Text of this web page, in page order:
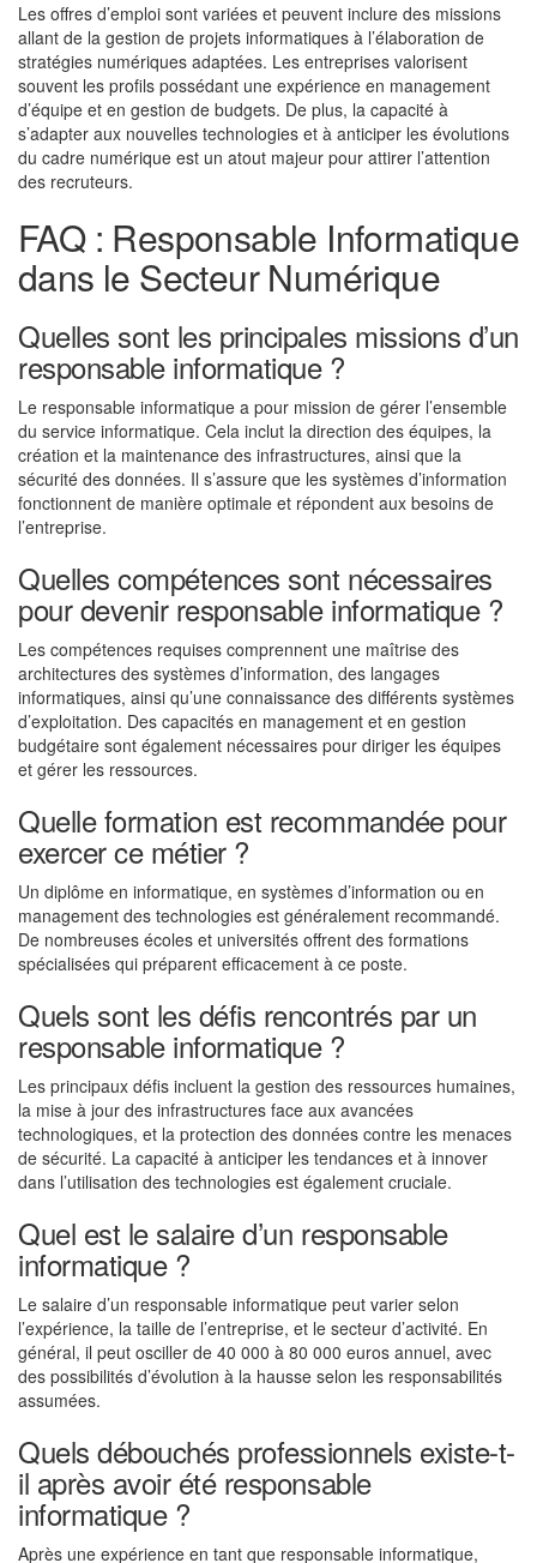
Les offres d’emploi sont variées et peuvent inclure des missions
allant de la gestion de projets informatiques à l’élaboration de
stratégies numériques adaptées. Les entreprises valorisent
souvent les profils possédant une expérience en management
d’équipe et en gestion de budgets. De plus, la capacité à
s’adapter aux nouvelles technologies et à anticiper les évolutions
du cadre numérique est un atout majeur pour attirer l’attention
des recruteurs.
FAQ : Responsable Informatique
dans le Secteur Numérique
Quelles sont les principales missions d’un
responsable informatique ?
Le responsable informatique a pour mission de gérer l’ensemble
du service informatique. Cela inclut la direction des équipes, la
création et la maintenance des infrastructures, ainsi que la
sécurité des données. Il s’assure que les systèmes d’information
fonctionnent de manière optimale et répondent aux besoins de
l’entreprise.
Quelles compétences sont nécessaires
pour devenir responsable informatique ?
Les compétences requises comprennent une maîtrise des
architectures des systèmes d’information, des langages
informatiques, ainsi qu’une connaissance des différents systèmes
d’exploitation. Des capacités en management et en gestion
budgétaire sont également nécessaires pour diriger les équipes
et gérer les ressources.
Quelle formation est recommandée pour
exercer ce métier ?
Un diplôme en informatique, en systèmes d’information ou en
management des technologies est généralement recommandé.
De nombreuses écoles et universités offrent des formations
spécialisées qui préparent efficacement à ce poste.
Quels sont les défis rencontrés par un
responsable informatique ?
Les principaux défis incluent la gestion des ressources humaines,
la mise à jour des infrastructures face aux avancées
technologiques, et la protection des données contre les menaces
de sécurité. La capacité à anticiper les tendances et à innover
dans l’utilisation des technologies est également cruciale.
Quel est le salaire d’un responsable
informatique ?
Le salaire d’un responsable informatique peut varier selon
l’expérience, la taille de l’entreprise, et le secteur d’activité. En
général, il peut osciller de 40 000 à 80 000 euros annuel, avec
des possibilités d’évolution à la hausse selon les responsabilités
assumées.
Quels débouchés professionnels existe-t-
il après avoir été responsable
informatique ?
Après une expérience en tant que responsable informatique,